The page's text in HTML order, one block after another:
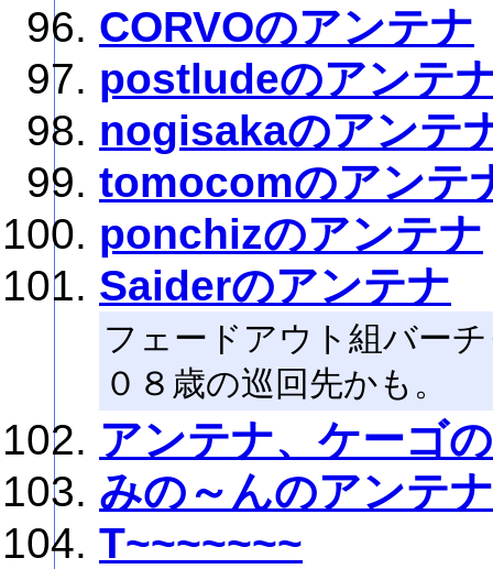
CORVOのアンテナ
postludeのアンテ
nogisakaのアンテ
tomocomのアンテ
ponchizのアンテナ
Saiderのアンテナ
フェードアウト組バー
０８歳の巡回先かも。
アンテナ、ケーゴ
みの～んのアンテナ
T~~~~~~~